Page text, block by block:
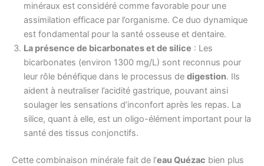
minéraux est considéré comme favorable pour une
assimilation efficace par l’organisme. Ce duo dynamique
est fondamental pour la santé osseuse et dentaire.
La présence de bicarbonates et de silice : Les
bicarbonates (environ 1300 mg/L) sont reconnus pour
leur rôle bénéfique dans le processus de digestion. Ils
aident à neutraliser l’acidité gastrique, pouvant ainsi
soulager les sensations d’inconfort après les repas. La
silice, quant à elle, est un oligo-élément important pour la
santé des tissus conjonctifs.
Cette combinaison minérale fait de l’eau Quézac bien plus